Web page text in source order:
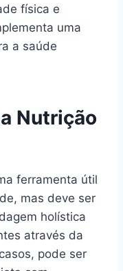
física e
uma
a saúde
Nutrição
ferramenta útil
mas deve ser
holística
através da
pode ser